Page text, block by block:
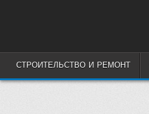
СТРОИТЕЛЬСТВО И РЕМОНТ